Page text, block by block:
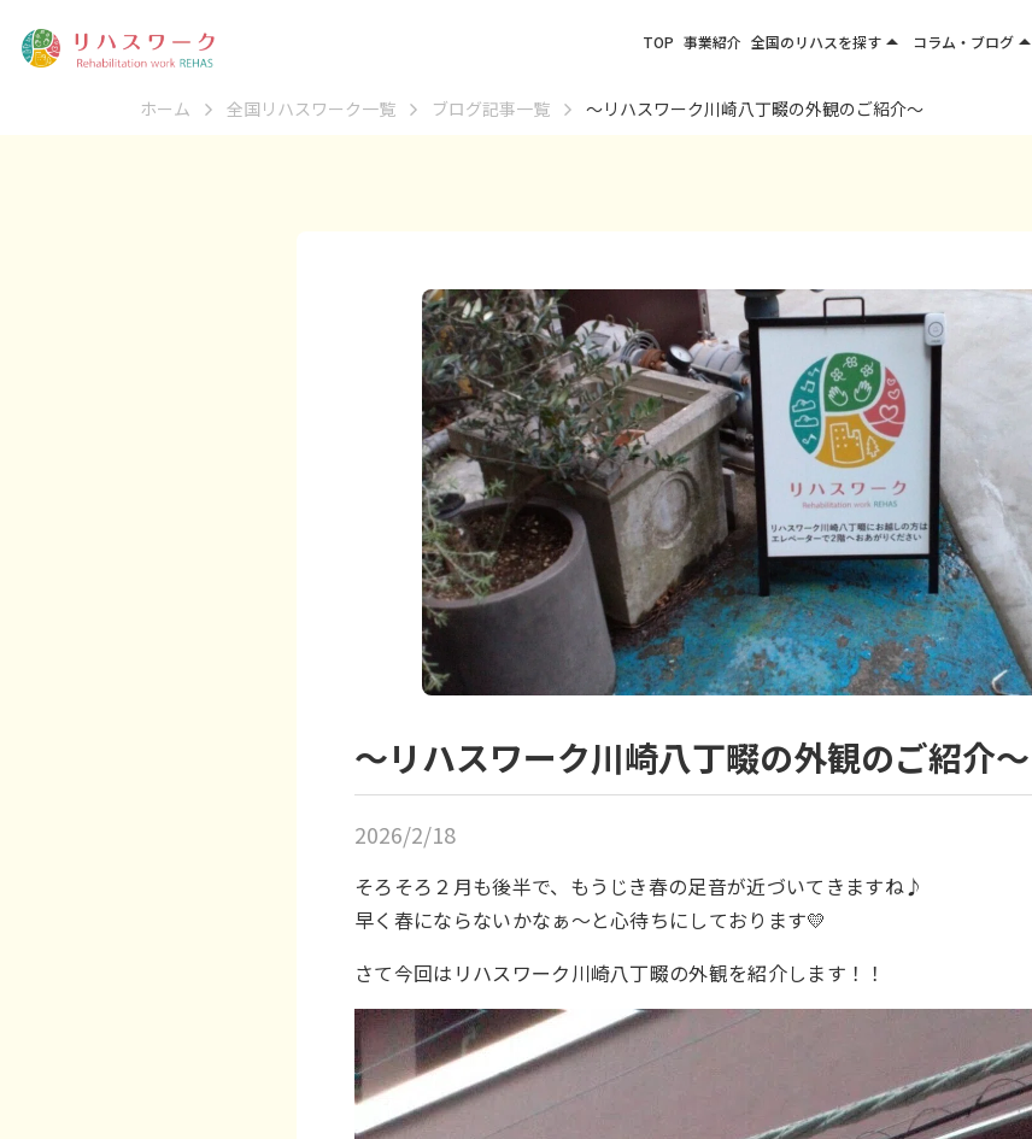
ホーム 全国リハスワーク一覧 ブログ記事一覧 ～リハスワーク川崎八丁畷の外観のご紹介～
～リハスワーク川崎八丁畷の外観のご紹介～
2026/2/18
そろそろ２月も後半で、もうじき春の足音が近づいてきますね♪
早く春にならないかなぁ～と心待ちにしております💛
さて今回はリハスワーク川崎八丁畷の外観を紹介します！！
TOP 事業紹介 全国のリハスを探すarrow_drop_up
東北エリア
四国・九州エリア
コラム・ブログarrow_drop_up
事業所ブログ